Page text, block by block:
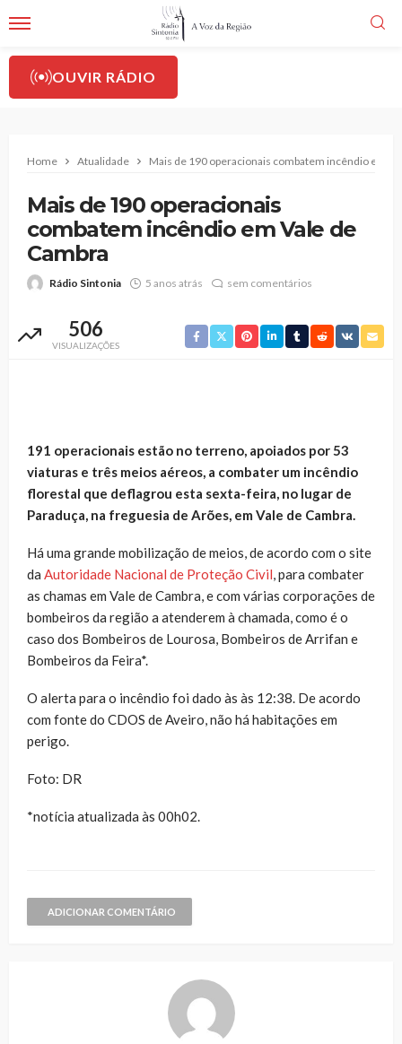
OUVIR RÁDIO
Home Atualidade Mais de 190 operacionais combatem incêndio em
Mais de 190 operacionais
combatem incêndio em Vale de
Cambra
Rádio Sintonia 5 anos atrás sem comentários
506
VISUALIZAÇÕES
191 operacionais estão no terreno, apoiados por 53
viaturas e três meios aéreos, a combater um incêndio
florestal que deflagrou esta sexta-feira, no lugar de
Paraduça, na freguesia de Arões, em Vale de Cambra.
Há uma grande mobilização de meios, de acordo com o site
da Autoridade Nacional de Proteção Civil, para combater
as chamas em Vale de Cambra, e com várias corporações de
bombeiros da região a atenderem à chamada, como é o
caso dos Bombeiros de Lourosa, Bombeiros de Arrifan e
Bombeiros da Feira*.
O alerta para o incêndio foi dado às às 12:38. De acordo
com fonte do CDOS de Aveiro, não há habitações em
perigo.
Foto: DR
*notícia atualizada às 00h02.
ADICIONAR COMENTÁRIO